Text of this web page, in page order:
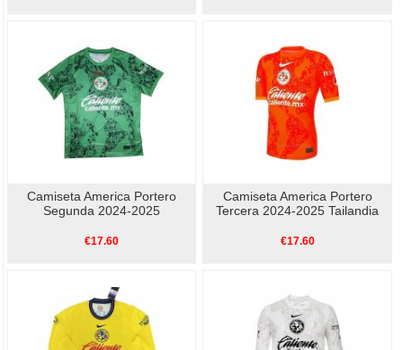
Camiseta America Portero
Segunda 2024-2025
€17.60
Camiseta America Portero
Tercera 2024-2025 Tailandia
€17.60